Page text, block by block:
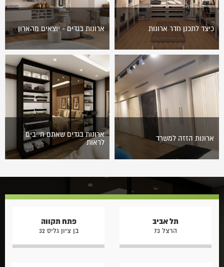
כיצד לתכנן חדר ארונות
השפע המצוי בעולמנו מביא
איתו, מעבר לאיכות חיים גבוהה,
גם בעיות אחסון ומקום. מה
אפשר לעשות עם כל הבגדים,
הנעליים…
ארונות בגדים - יוצאים מהארון
נודה על האמת: כשאנו פוסעים
אל דירה חדשה, מיד לאחר שאנו
מוודאים כי המטבח מוצא חן
בעינינו, אנו מתפנים לבדוק…
ארונות הזזה למשרד
האחרונות והדרישה להם הולכת
וגדלה. מעניין לראות כי חלה
מהפכה בקונספט עיצוב…
ארונות בגדים שאתם חייבים
לראות
הודות להיצע הולך וגדל של
ארונות…
תל אביב
הרצל 73
פתח תקווה
בן ציון גליס 32